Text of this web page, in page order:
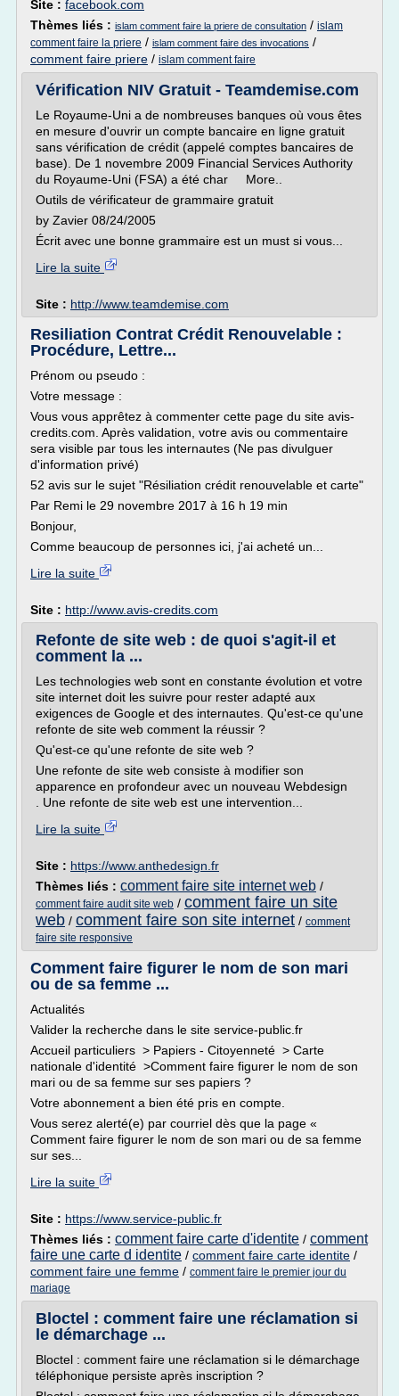
Site : facebook.com
Thèmes liés : islam comment faire la priere de consultation / islam
comment faire la priere / islam comment faire des invocations /
comment faire priere / islam comment faire
Vérification NIV Gratuit - Teamdemise.com
Le Royaume-Uni a de nombreuses banques où vous êtes
en mesure d'ouvrir un compte bancaire en ligne gratuit
sans vérification de crédit (appelé comptes bancaires de
base). De 1 novembre 2009 Financial Services Authority
du Royaume-Uni (FSA) a été char More..
Outils de vérificateur de grammaire gratuit
by Zavier 08/24/2005
Écrit avec une bonne grammaire est un must si vous...
Lire la suite
Site : http://www.teamdemise.com
Resiliation Contrat Crédit Renouvelable :
Procédure, Lettre...
Prénom ou pseudo :
Votre message :
Vous vous apprêtez à commenter cette page du site avis-
credits.com. Après validation, votre avis ou commentaire
sera visible par tous les internautes (Ne pas divulguer
d'information privé)
52 avis sur le sujet "Résiliation crédit renouvelable et carte"
Par Remi le 29 novembre 2017 à 16 h 19 min
Bonjour,
Comme beaucoup de personnes ici, j'ai acheté un...
Lire la suite
Site : http://www.avis-credits.com
Refonte de site web : de quoi s'agit-il et
comment la ...
Les technologies web sont en constante évolution et votre
site internet doit les suivre pour rester adapté aux
exigences de Google et des internautes. Qu'est-ce qu'une
refonte de site web comment la réussir ?
Qu'est-ce qu'une refonte de site web ?
Une refonte de site web consiste à modifier son
apparence en profondeur avec un nouveau Webdesign
. Une refonte de site web est une intervention...
Lire la suite
Site : https://www.anthedesign.fr
Thèmes liés : comment faire site internet web /
comment faire audit site web / comment faire un site
web / comment faire son site internet / comment
faire site responsive
Comment faire figurer le nom de son mari
ou de sa femme ...
Actualités
Valider la recherche dans le site service-public.fr
Accueil particuliers > Papiers - Citoyenneté > Carte
nationale d'identité >Comment faire figurer le nom de son
mari ou de sa femme sur ses papiers ?
Votre abonnement a bien été pris en compte.
Vous serez alerté(e) par courriel dès que la page «
Comment faire figurer le nom de son mari ou de sa femme
sur ses...
Lire la suite
Site : https://www.service-public.fr
Thèmes liés : comment faire carte d'identite / comment
faire une carte d identite / comment faire carte identite /
comment faire une femme / comment faire le premier jour du
mariage
Bloctel : comment faire une réclamation si
le démarchage ...
Bloctel : comment faire une réclamation si le démarchage
téléphonique persiste après inscription ?